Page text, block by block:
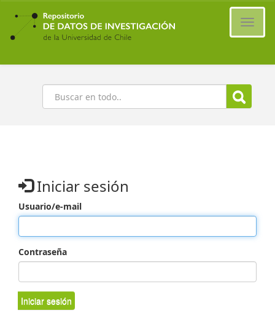
Ir
contenido
principal
Buscar
Iniciar sesión
Usuario/e-mail
Contraseña
Iniciar sesión